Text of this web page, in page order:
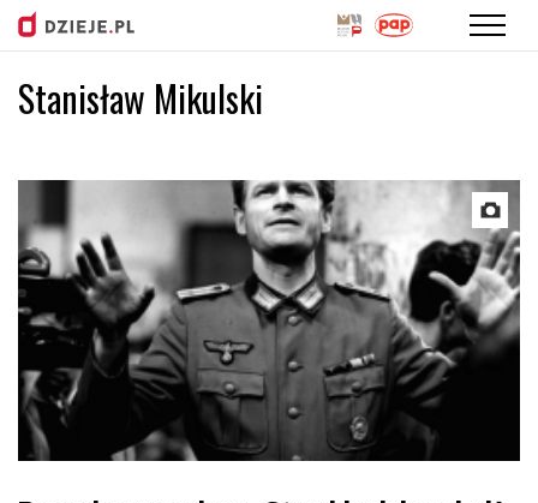
Stanisław Mikulski